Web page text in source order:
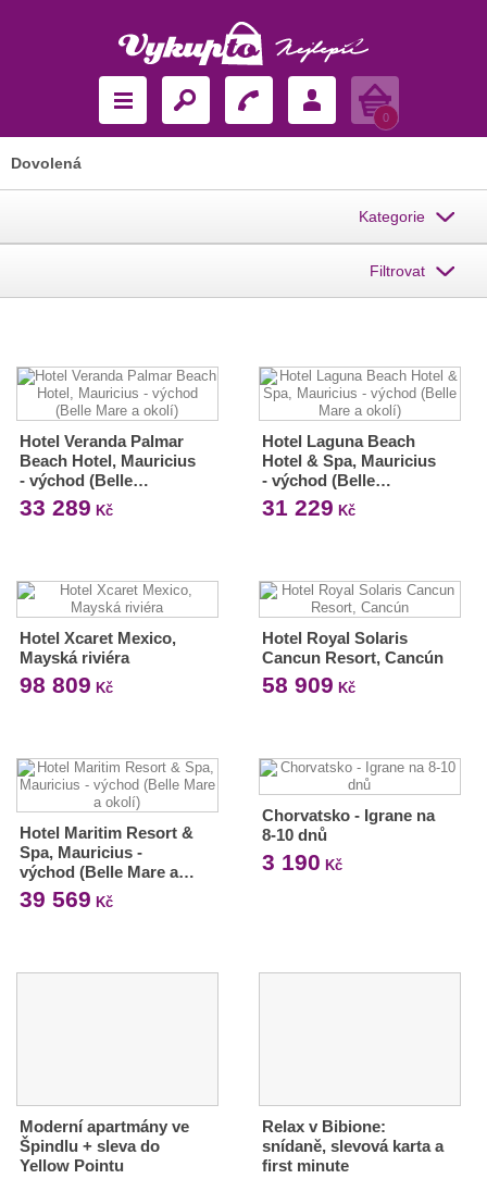
Košík
0
Dovolená
Kategorie
Filtrovat
Hotel Veranda Palmar
Beach Hotel, Mauricius
- východ (Belle…
33 289 Kč
Hotel Laguna Beach
Hotel & Spa, Mauricius
- východ (Belle…
31 229 Kč
Hotel Xcaret Mexico,
Mayská riviéra
98 809 Kč
Hotel Royal Solaris
Cancun Resort, Cancún
58 909 Kč
Hotel Maritim Resort &
Spa, Mauricius -
východ (Belle Mare a…
39 569 Kč
Chorvatsko - Igrane na
8-10 dnů
3 190 Kč
Moderní apartmány ve
Špindlu + sleva do
Yellow Pointu
Relax v Bibione:
snídaně, slevová karta a
first minute